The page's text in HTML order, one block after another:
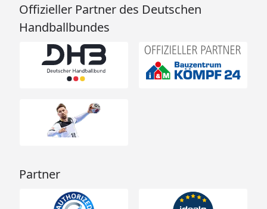
Offizieller Partner des Deutschen
Handballbundes
Partner